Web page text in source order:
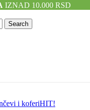
IZNAD 10.000 RSD
Search
i koferiHIT!